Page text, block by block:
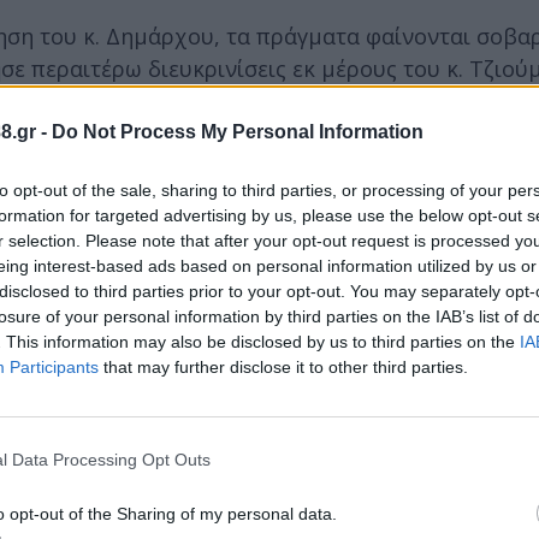
- Do Not Process My Personal Information
opt-out of the sale, sharing to third parties, or processing of your
for targeted advertising by us, please use the below opt-out
selection. Please note that after your opt-out request is processed
interest-based ads based on personal information utilized by us
to third parties prior to your opt-out. You may separately
of your personal information by third parties on the IAB’s list of
This information may also be disclosed by us to third parties on the
Participants that may further disclose it to other third parties.
Data Processing Opt Outs
opt-out of the Sharing of my personal data.
του κ. Δημάρχου, τα πράγματα φαίνονται
περαιτέρω διευκρινίσεις εκ μέρους του κ.
Υπηρεσίας που εγκρίθηκε στο
σχετικά με τον τρόπο που θα γίνει η
μιλάει για "μεταφορά", ζήτησε να μάθει
του κ. Δημάρχου είναι "διαφορετική" απ' αυτή
απάντησε στον κ. Δήμαρχο", ενώ, παράλληλα,
πόλεως. Μάλιστα, χαρακτήρισε "κωλοτούμπα"
δεν θ' αποφασίσω εγώ. Προφανώς, εσείς είστε